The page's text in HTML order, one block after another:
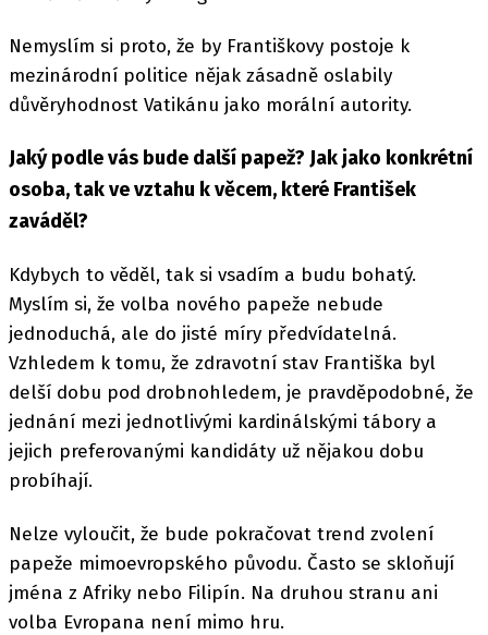
Nemyslím si proto, že by Františkovy postoje k
mezinárodní politice nějak zásadně oslabily
důvěryhodnost Vatikánu jako morální autority.
Jaký podle vás bude další papež? Jak jako konkrétní
osoba, tak ve vztahu k věcem, které František
zaváděl?
Kdybych to věděl, tak si vsadím a budu bohatý.
Myslím si, že volba nového papeže nebude
jednoduchá, ale do jisté míry předvídatelná.
Vzhledem k tomu, že zdravotní stav Františka byl
delší dobu pod drobnohledem, je pravděpodobné, že
jednání mezi jednotlivými kardinálskými tábory a
jejich preferovanými kandidáty už nějakou dobu
probíhají.
Nelze vyloučit, že bude pokračovat trend zvolení
papeže mimoevropského původu. Často se skloňují
jména z Afriky nebo Filipín. Na druhou stranu ani
volba Evropana není mimo hru.